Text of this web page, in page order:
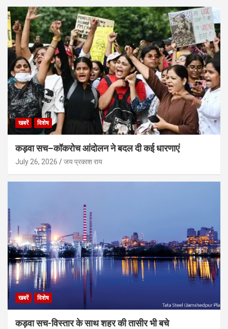
खबरें विशेष
कड़वा सच–कॉकरोच आंदोलन ने बदल दी कई धारणाएं
July 26, 2026 जय प्रकाश राय
खबरें विशेष
कड़वा सच-विस्तार के साथ शहर की तासीर भी बचे